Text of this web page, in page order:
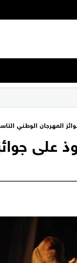
المهرجان الوطني